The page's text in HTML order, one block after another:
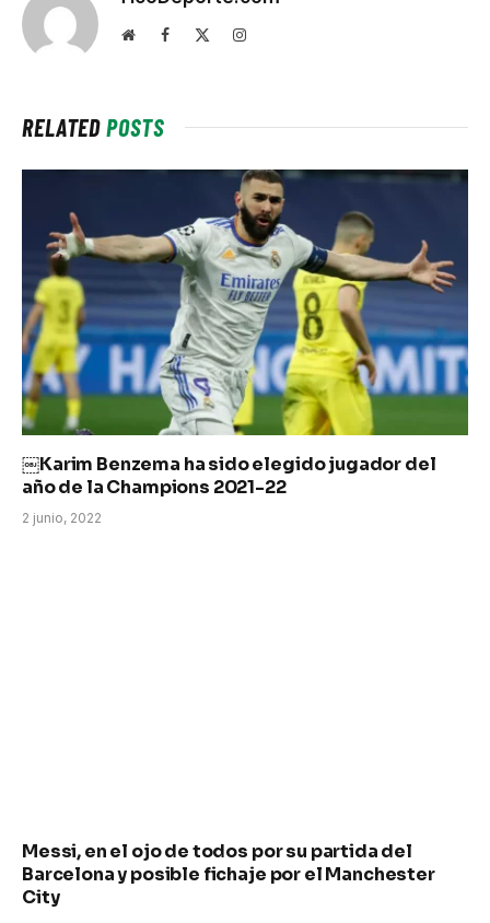
WebsiteFacebook Instagram
RELATEDPOSTS
￼Karim Benzema ha sido elegido jugador del
año de la Champions 2021-22
2 junio, 2022
Messi, en el ojo de todos por su partida del
Barcelona y posible fichaje por el Manchester
City